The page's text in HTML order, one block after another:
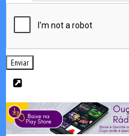
Enviar